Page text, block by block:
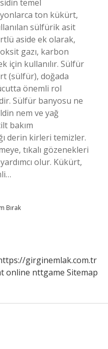
temel
ton kükürt,
sülfürik asit
aside ek olarak,
gazı, karbon
için kullanılır. Sülfür
(sülfür), doğada
önemli rol
Sülfür banyosu ne
nem ve yağ
bakım
derin kirleri temizler.
tıkalı gözenekleri
olur. Kükürt,
Bırak
girginemlak.com.tr
online nttgame Sitemap